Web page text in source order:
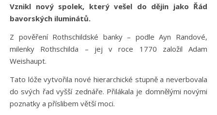
Vznikl nový spolek, který vešel do dějin jako Řád
bavorských iluminátů.
Z pověření Rothschildské banky – podle Ayn Randové,
milenky Rothschilda – jej v roce 1770 založil Adam
Weishaupt.
Tato lóže vytvořila nové hierarchické stupně a neverbovala
do svých řad vyšší zednáře. Přilákala je domnělými novými
poznatky a příslibem větší moci.